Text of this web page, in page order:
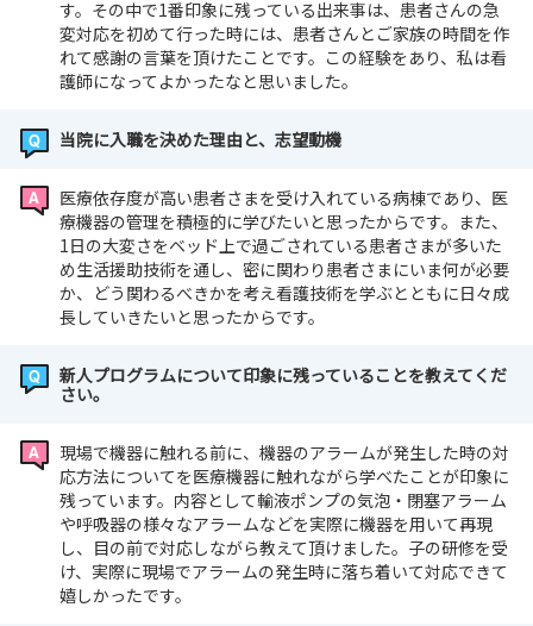
す。その中で1番印象に残っている出来事は、患者さんの急
変対応を初めて行った時には、患者さんとご家族の時間を作
れて感謝の言葉を頂けたことです。この経験をあり、私は看
護師になってよかったなと思いました。
当院に入職を決めた理由と、志望動機
医療依存度が高い患者さまを受け入れている病棟であり、医
療機器の管理を積極的に学びたいと思ったからです。また、
1日の大変さをベッド上で過ごされている患者さまが多いた
め生活援助技術を通し、密に関わり患者さまにいま何が必要
か、どう関わるべきかを考え看護技術を学ぶとともに日々成
長していきたいと思ったからです。
新人プログラムについて印象に残っていることを教えてくだ
さい。
現場で機器に触れる前に、機器のアラームが発生した時の対
応方法についてを医療機器に触れながら学べたことが印象に
残っています。内容として輸液ポンプの気泡・閉塞アラーム
や呼吸器の様々なアラームなどを実際に機器を用いて再現
し、目の前で対応しながら教えて頂けました。子の研修を受
け、実際に現場でアラームの発生時に落ち着いて対応できて
嬉しかったです。